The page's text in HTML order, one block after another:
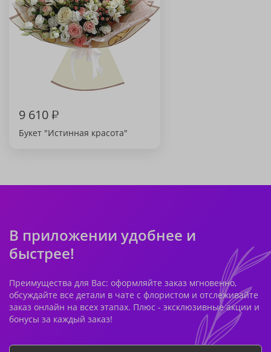
9 610₽
Букет "Истинная красота"
В приложении удобнее и
быстрее!
Преимущества для Вас: оформляйте заказ мгновенно,
обсуждайте все детали в чате с флористом и отслеживайте
заказ онлайн на всех этапах. Плюс - эксклюзивные акции и
бонусы за каждый заказ!